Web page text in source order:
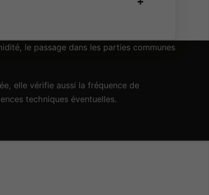
le passage dans les parties communes
elle vérifie aussi la fréquence de
techniques éventuelles.